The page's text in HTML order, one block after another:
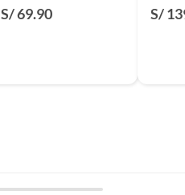
S/ 69.90 S/